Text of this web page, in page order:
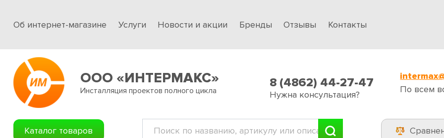
Об интернет-магазине Услуги Новости и акции Бренды Отзывы Контакты
ООО «ИНТЕРМАКС»
Инсталляция проектов полного цикла
8 (4862) 44-27-47
Нужна консультация?
По всем
Каталог товаров